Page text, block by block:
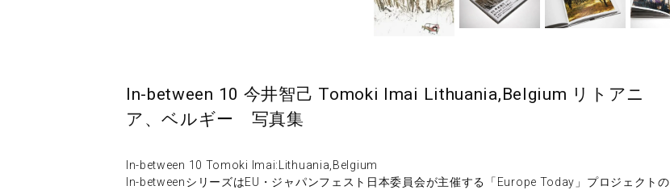
In-between 10 今井智己 Tomoki Imai Lithuania,Belgium リトアニ
ア、ベルギー 写真集
In-between 10 Tomoki Imai:Lithuania,Belgium
In-betweenシリーズはEU・ジャパンフェスト日本委員会が主催する「Europe Today」プロジェクトの